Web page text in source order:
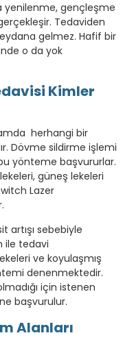
yenilenme, gençleşme
Tedaviden
gelmez. Hafif bir
o da yok
Kimler
herhangi bir
Dövme sildirme işlemi
yönteme başvururlar.
güneş lekeleri
Lazer
artışı sebebiyle
ile tedavi
ve koyulaşmış
denenmektedir.
için istenen
başvurulur.
Alanları